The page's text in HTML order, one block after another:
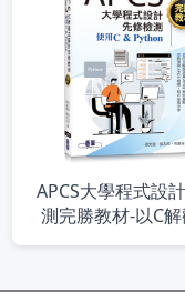
APCS大學程式設
測完勝教材-以C解
& Python練習